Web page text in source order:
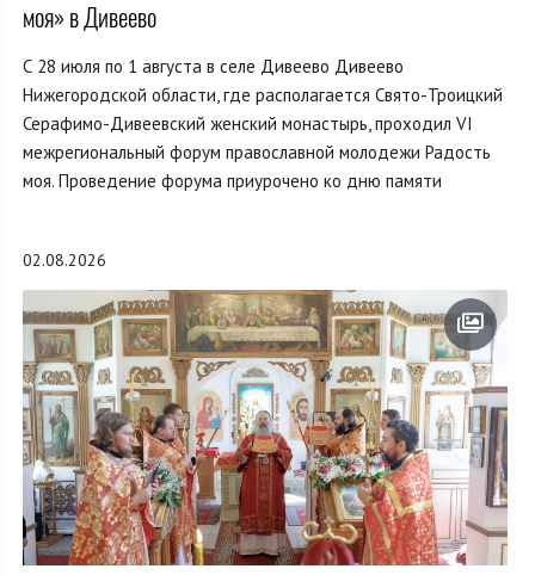
моя» в Дивеево
С 28 июля по 1 августа в селе Дивеево Дивеево
Нижегородской области, где располагается Свято-Троицкий
Серафимо-Дивеевский женский монастырь, проходил VI
межрегиональный форум православной молодежи Радость
моя. Проведение форума приурочено ко дню памяти
02.08.2026